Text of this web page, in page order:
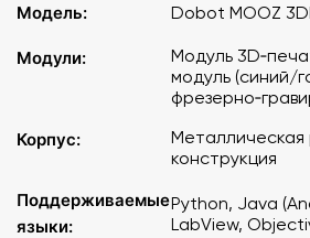
Модель:
Dobot MOOZ
Модули:
Модуль
модуль (синий/
Корпус:
Металлическая
конструкция
Поддерживаемые
языки:
Python, Java
LabView,